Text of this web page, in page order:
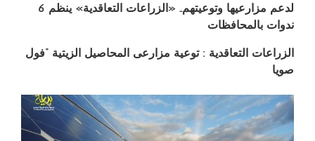
لدعم مزارعيها وتوعيتهم.. «الزراعات التعاقدية» ينظم 6
ندوات بالمحافظات
الزراعات التعاقدية : توعية مزارعى المحاصيل الزيتية “فول
صويا